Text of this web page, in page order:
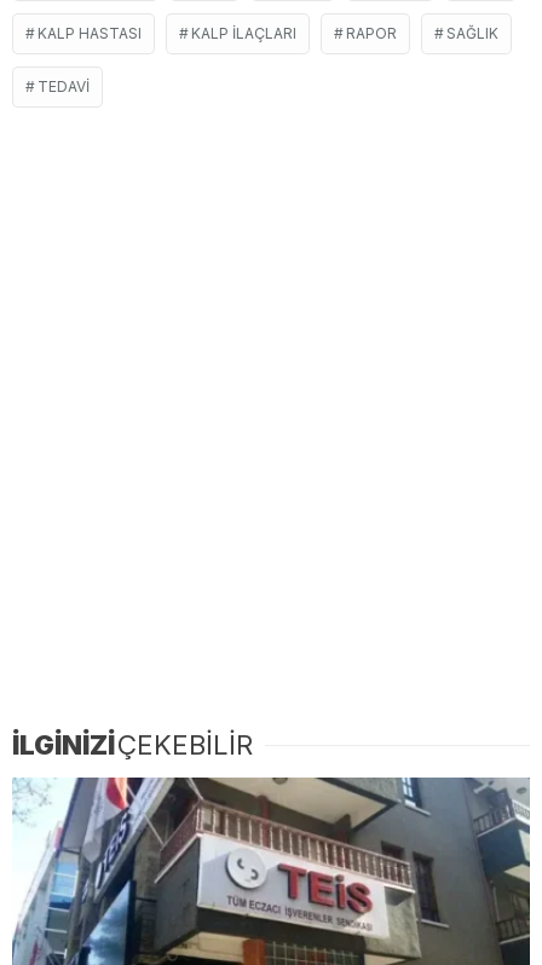
KALP HASTASI KALP ILAÇLARI RAPOR SAĞLIK
TEDAVI
İLGİNİZİÇEKEBİLİR